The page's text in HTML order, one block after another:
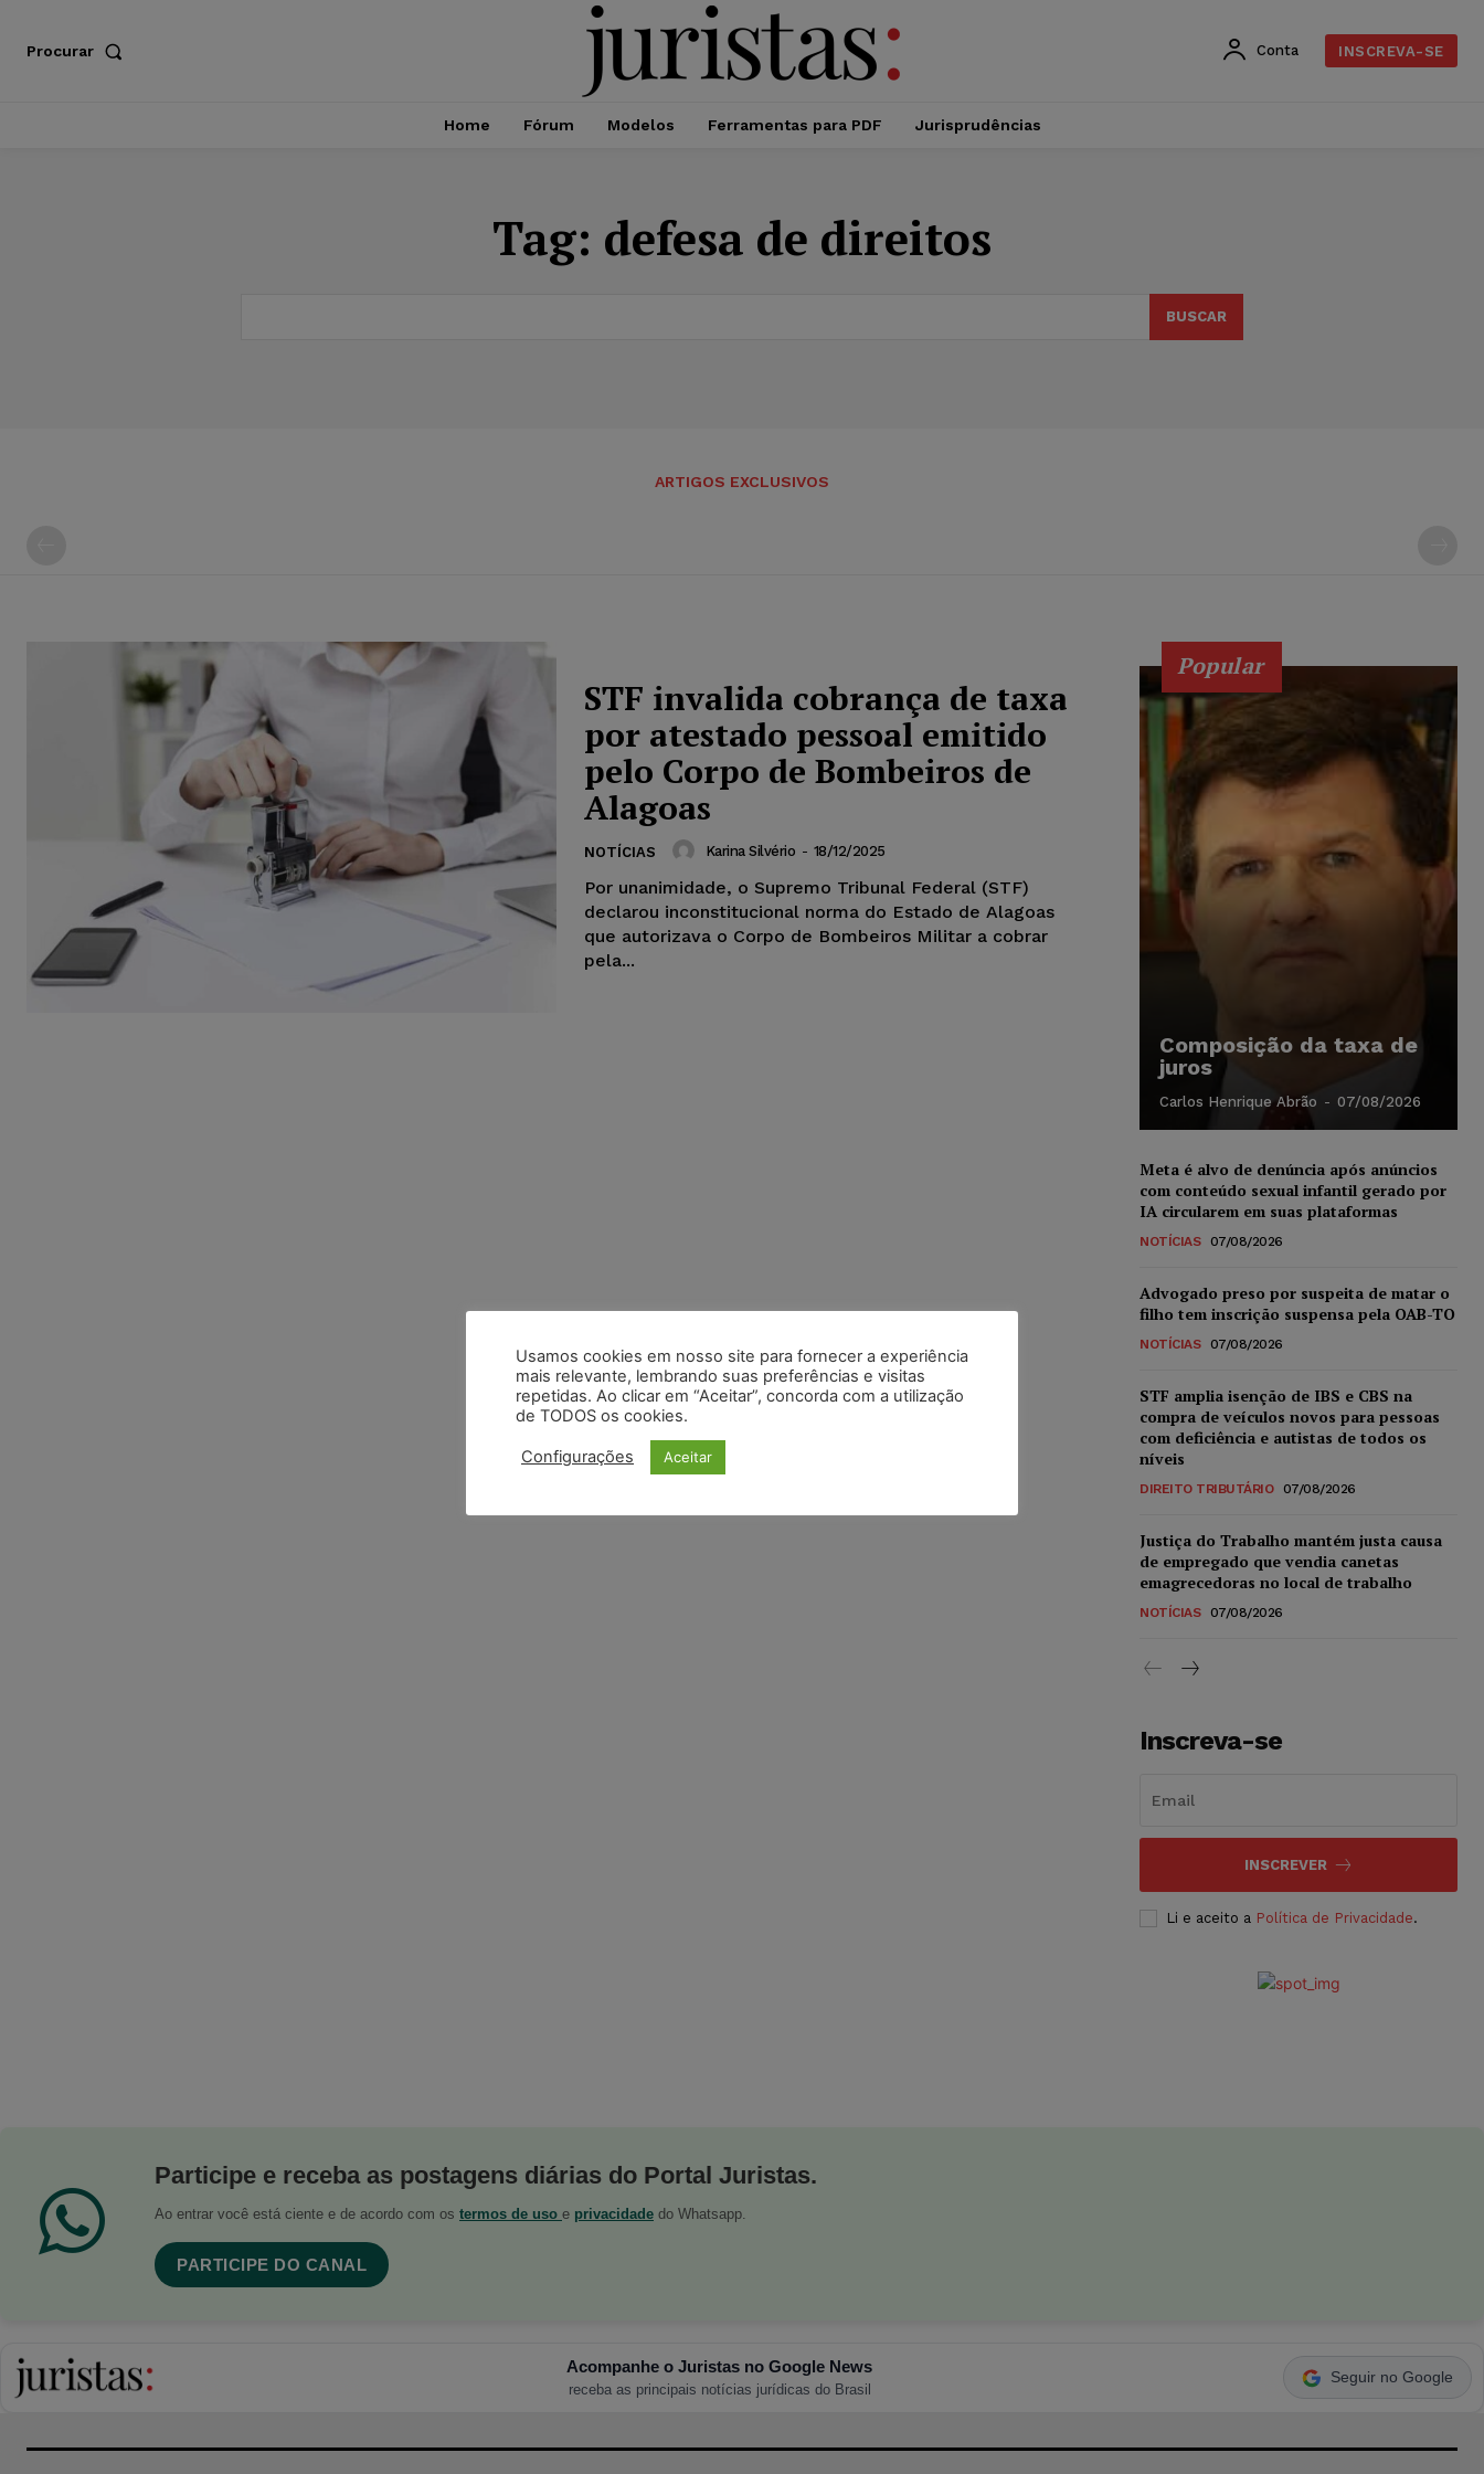
Procurar Conta INSCREVA-SE
Home Fórum Modelos Ferramentas para PDF Jurisprudências
Tag: defesa de direitos
BUSCAR
ARTIGOS EXCLUSIVOS
STF invalida cobrança de taxa
por atestado pessoal emitido
pelo Corpo de Bombeiros de
Alagoas
NOTÍCIAS Karina Silvério - 18/12/2025
Por unanimidade, o Supremo Tribunal Federal (STF)
declarou inconstitucional norma do Estado de Alagoas
que autorizava o Corpo de Bombeiros Militar a cobrar
pela...
Popular
Composição da taxa de
juros
Carlos Henrique Abrão - 07/08/2026
Meta é alvo de denúncia após anúncios
com conteúdo sexual infantil gerado por
IA circularem em suas plataformas
NOTÍCIAS 07/08/2026
Advogado preso por suspeita de matar o
filho tem inscrição suspensa pela OAB-TO
NOTÍCIAS 07/08/2026
STF amplia isenção de IBS e CBS na
compra de veículos novos para pessoas
com deficiência e autistas de todos os
níveis
DIREITO TRIBUTÁRIO 07/08/2026
Justiça do Trabalho mantém justa causa
de empregado que vendia canetas
emagrecedoras no local de trabalho
NOTÍCIAS 07/08/2026
Inscreva-se
INSCREVER
Li e aceito a Política de Privacidade.
Participe e receba as postagens diárias do Portal Juristas.
Ao entrar você está ciente e de acordo com os termos de uso e privacidade do Whatsapp.
PARTICIPE DO CANAL
Acompanhe o Juristas no Google News
receba as principais notícias jurídicas do Brasil
Seguir no Google
Usamos cookies em nosso site para fornecer a experiência
mais relevante, lembrando suas preferências e visitas
repetidas. Ao clicar em “Aceitar”, concorda com a utilização
de TODOS os cookies.
Configurações Aceitar